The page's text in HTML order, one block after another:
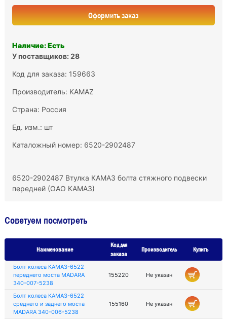
Оформить заказ
Наличие: Есть
У поставщиков: 28
Код для заказа: 159663
Производитель: KAMAZ
Страна: Россия
Ед. изм.: шт
Каталожный номер: 6520-2902487
6520-2902487 Втулка КАМАЗ болта стяжного подвески
передней (ОАО КАМАЗ)
Советуем посмотреть
Наименование
Код для
заказа
Производитель Купить
Болт колеса КАМАЗ-6522
переднего моста MADARA
340-007-5238
155220 Не указан
Болт колеса КАМАЗ-6522
среднего и заднего моста
MADARA 340-006-5238
155160 Не указан